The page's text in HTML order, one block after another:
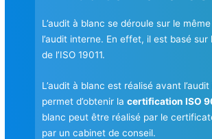
L’audit à blanc se déroule sur le
l’audit interne. En effet, il est basé sur
de l’ISO 19011.
L’audit à blanc est réalisé avant
permet d’obtenir lacertification ISO
blanc peut être réalisé par le
par un cabinet de conseil.